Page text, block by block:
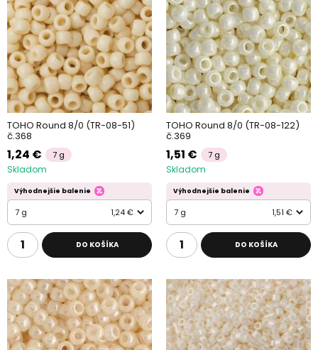
TOHO Round 8/0 (TR-08-51)
č.368
1,24 € 7 g
Skladom
Výhodnejšie balenie
7 g 1,24 €
DO KOŠÍKA
TOHO Round 8/0 (TR-08-122)
č.369
1,51 € 7 g
Skladom
Výhodnejšie balenie
7 g 1,51 €
DO KOŠÍKA